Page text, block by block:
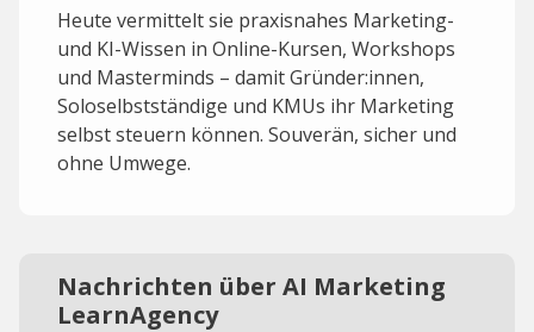
Heute vermittelt sie praxisnahes Marketing-
und KI-Wissen in Online-Kursen, Workshops
und Masterminds – damit Gründer:innen,
Soloselbstständige und KMUs ihr Marketing
selbst steuern können. Souverän, sicher und
ohne Umwege.
Nachrichten über AI Marketing
LearnAgency